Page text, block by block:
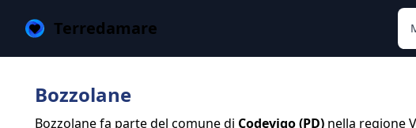
Terredamare
Bozzolane
Bozzolane fa parte del comune di Codevigo (PD) nella regione